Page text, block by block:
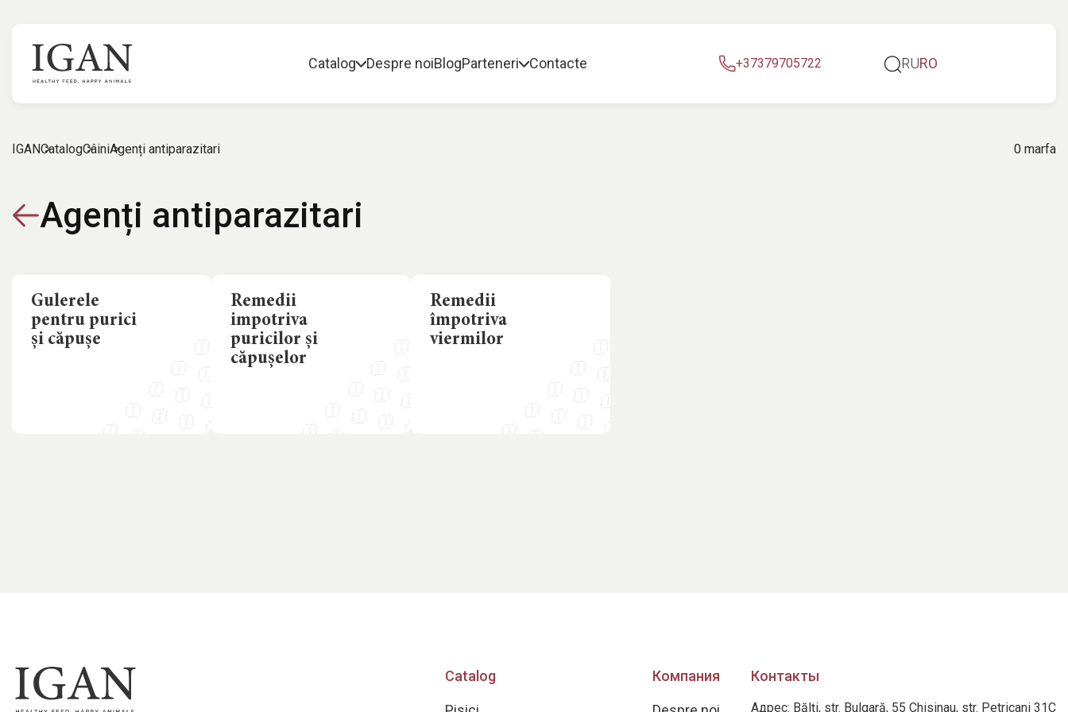
Catalog Despre noiBlogParteneri Contacte +37379705722 RURO
IGANCatalogCâiniAgenți antiparazitari 0 marfa
Agenți antiparazitari
Gulerele
pentru purici
și căpușe
Remedii
impotriva
puricilor și
căpușelor
Remedii
împotriva
viermilor
Catalog Компания Контакты
Адрес: Bălți, str. Bulgară, 55 Chisinau, str. Petricani 31C